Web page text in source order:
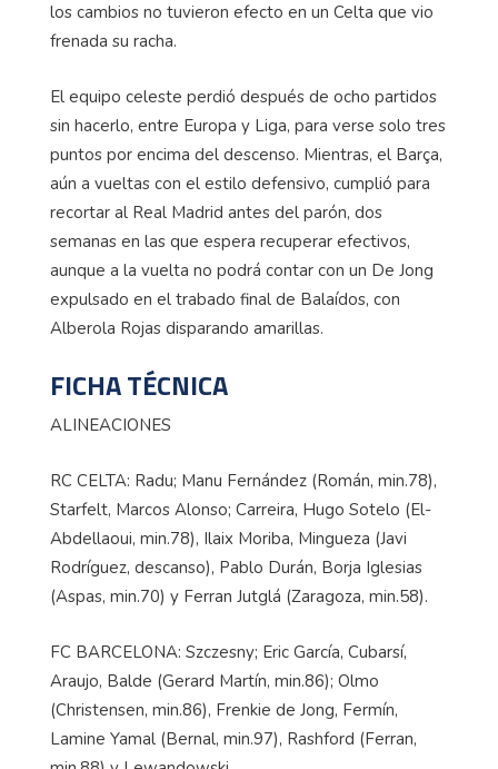
los cambios no tuvieron efecto en un Celta que vio
frenada su racha.
El equipo celeste perdió después de ocho partidos
sin hacerlo, entre Europa y Liga, para verse solo tres
puntos por encima del descenso. Mientras, el Barça,
aún a vueltas con el estilo defensivo, cumplió para
recortar al Real Madrid antes del parón, dos
semanas en las que espera recuperar efectivos,
aunque a la vuelta no podrá contar con un De Jong
expulsado en el trabado final de Balaídos, con
Alberola Rojas disparando amarillas.
FICHA TÉCNICA
ALINEACIONES
RC CELTA: Radu; Manu Fernández (Román, min.78),
Starfelt, Marcos Alonso; Carreira, Hugo Sotelo (El-
Abdellaoui, min.78), Ilaix Moriba, Mingueza (Javi
Rodríguez, descanso), Pablo Durán, Borja Iglesias
(Aspas, min.70) y Ferran Jutglá (Zaragoza, min.58).
FC BARCELONA: Szczesny; Eric García, Cubarsí,
Araujo, Balde (Gerard Martín, min.86); Olmo
(Christensen, min.86), Frenkie de Jong, Fermín,
Lamine Yamal (Bernal, min.97), Rashford (Ferran,